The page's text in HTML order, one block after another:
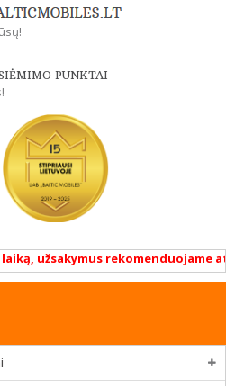
PUNKTAI
užsakymus rekomenduojame